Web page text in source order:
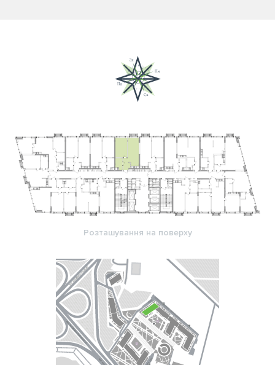
Розташування на поверху